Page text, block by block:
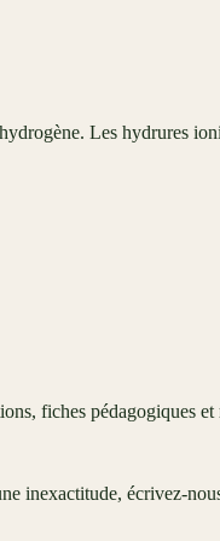
Les hydrures
fiches pédagogiques
inexactitude, écrivez-